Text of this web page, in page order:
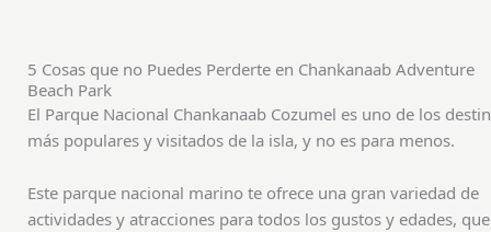
5 Cosas que no Puedes Perderte en Chankanaab Adventure
Beach Park
El Parque Nacional Chankanaab Cozumel es uno de los
más populares y visitados de la isla, y no es para menos.
Este parque nacional marino te ofrece una gran variedad de
actividades y atracciones para todos los gustos y edades,